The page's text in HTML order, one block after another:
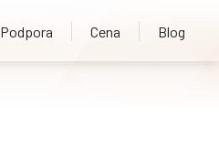
Podpora Cena Blog